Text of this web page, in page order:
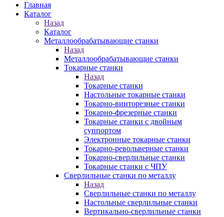
Главная
Каталог
Назад
Каталог
Металлообрабатывающие станки
Назад
Металлообрабатывающие станки
Токарные станки
Назад
Токарные станки
Настольные токарные станки
Токарно-винторезные станки
Токарно-фрезерные станки
Токарные станки с двойным
суппортом
Электронные токарные станки
Токарно-револьверные станки
Токарно-сверлильные станки
Токарные станки с ЧПУ
Сверлильные станки по металлу
Назад
Сверлильные станки по металлу
Настольные сверлильные станки
Вертикально-сверлильные станки